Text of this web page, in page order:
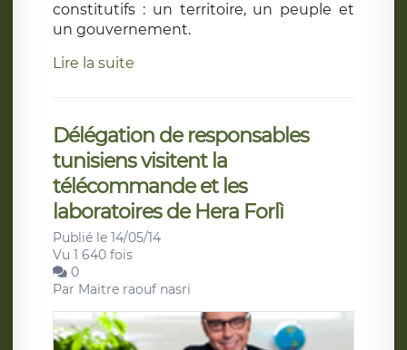
constitutifs : un territoire, un peuple et
un gouvernement.
Lire la suite
Délégation de responsables
tunisiens visitent la
télécommande et les
laboratoires de Hera Forlì
Publié le 14/05/14
Vu 1 640 fois
0
Par Maitre raouf nasri